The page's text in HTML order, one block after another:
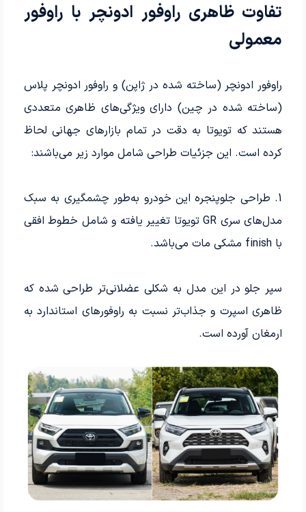
تفاوت ظاهری راوفور ادونچر با راوفور
معمولی
راوفور ادونچر (ساخته شده در ژاپن) و راوفور ادونچر پلاس
(ساخته شده در چین) دارای ویژگی‌های ظاهری متعددی
هستند که تویوتا به دقت در تمام بازارهای جهانی لحاظ
کرده است. این جزئیات طراحی شامل موارد زیر می‌باشند:
1. طراحی جلوپنجره این خودرو به‌طور چشمگیری به سبک
مدل‌های سری GR تویوتا تغییر یافته و شامل خطوط افقی
با finish مشکی مات می‌باشد.
سپر جلو در این مدل به شکلی عضلانی‌تر طراحی شده که
ظاهری اسپرت و جذاب‌تر نسبت به راوفورهای استاندارد به
ارمغان آورده است.